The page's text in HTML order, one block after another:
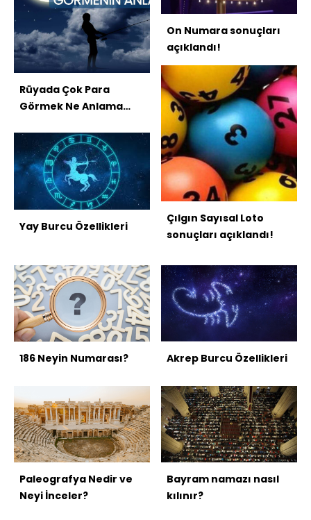
Rüyada Çok Para
Görmek Ne Anlama
Yay Burcu Özellikleri
On Numara sonuçları
açıklandı!
Çılgın Sayısal Loto
sonuçları açıklandı!
186 Neyin Numarası? Akrep Burcu Özellikleri
Paleografya Nedir ve
Neyi İnceler?
Bayram namazı nasıl
kılınır?